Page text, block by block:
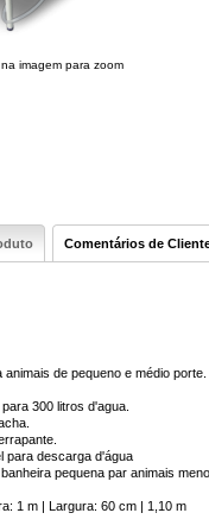
imagem para zoom
Comentários de
animais de pequeno e médio porte.
300 litros d'agua.
para descarga d'água
pequena par animais
1 m | Largura: 60 cm | 1,10 m